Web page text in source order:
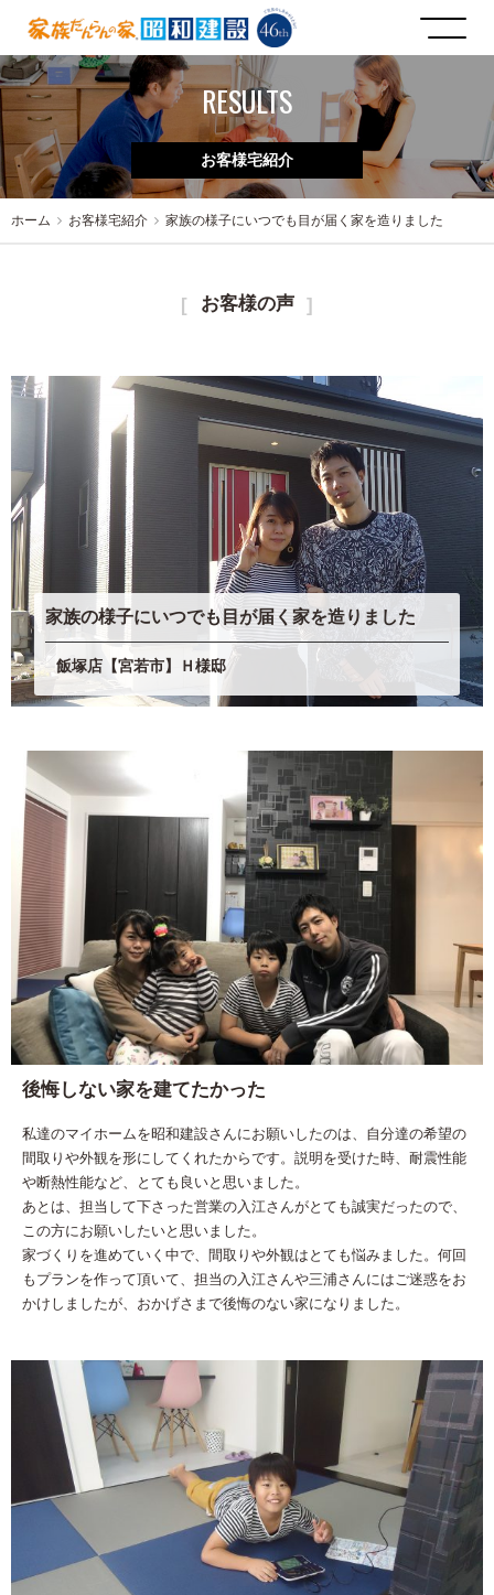
RESULTS
お客様宅紹介
ホーム お客様宅紹介 家族の様子にいつでも目が届く家を造りました
お客様の声
家族の様子にいつでも目が届く家を造りました
飯塚店【宮若市】Ｈ様邸
後悔しない家を建てたかった
私達のマイホームを昭和建設さんにお願いしたのは、自分達の希望の
間取りや外観を形にしてくれたからです。説明を受けた時、耐震性能
や断熱性能など、とても良いと思いました。
あとは、担当して下さった営業の入江さんがとても誠実だったので、
この方にお願いしたいと思いました。
家づくりを進めていく中で、間取りや外観はとても悩みました。何回
もプランを作って頂いて、担当の入江さんや三浦さんにはご迷惑をお
かけしましたが、おかげさまで後悔のない家になりました。